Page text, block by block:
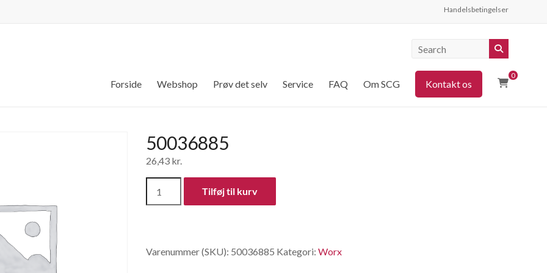
Handelsbetingelser
0
Forside Webshop Prøv det selv Service FAQ Om SCG Kontakt os
50036885
26,43 kr.
Tilføj til kurv
Varenummer (SKU): 50036885 Kategori: Worx